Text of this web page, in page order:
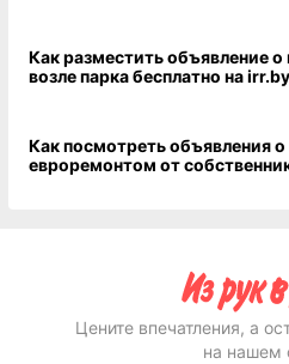
Как разместить объявление
возле парка бесплатно на
Как посмотреть объявления
евроремонтом от
Цените впечатления, а
на нашем